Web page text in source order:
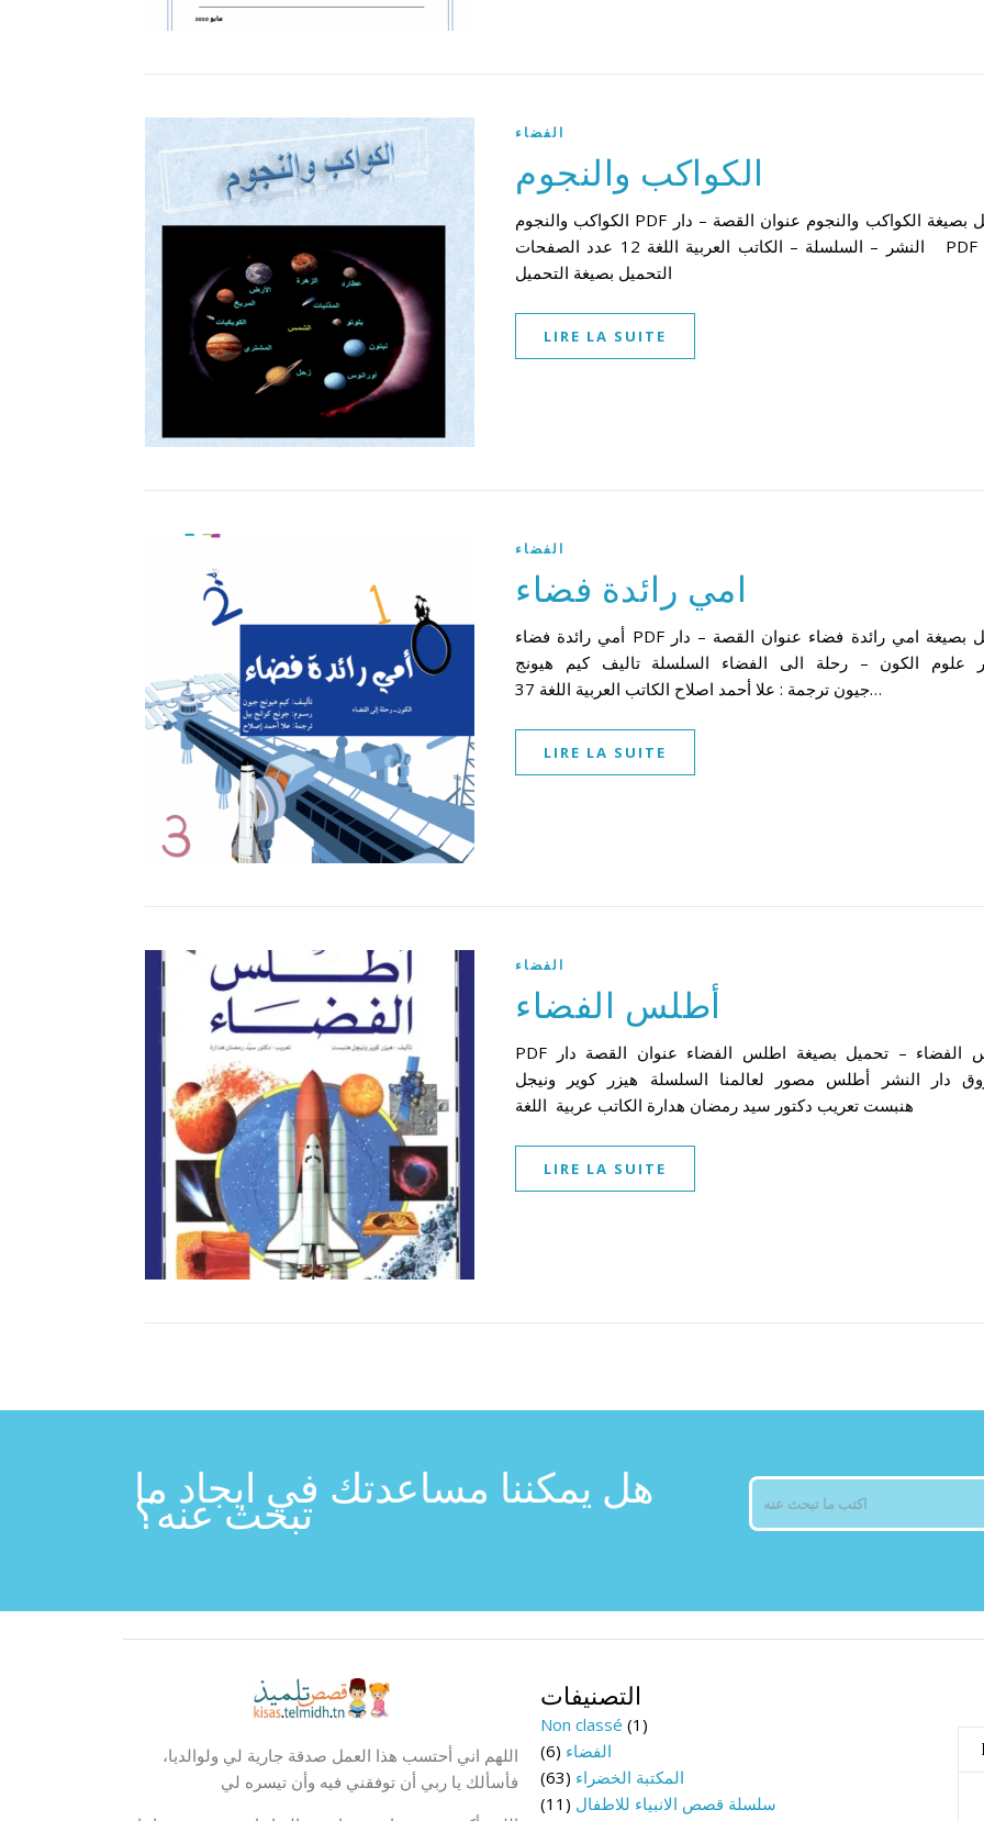
الفضاء
الكواكب والنجوم
الكواكب والنجوم PDF تحميل بصيغة الكواكب والنجوم عنوان القصة – دار
النشر – السلسلة – الكاتب العربية اللغة 12 عدد الصفحات PDF رابط
LIRE LA SUITE
الفضاء
امي رائدة فضاء
أمي رائدة فضاء PDF تحميل بصيغة امي رائدة فضاء عنوان القصة – دار
علوم الكون – رحلة الى الفضاء السلسلة تاليف كيم هيونج
جيون ترجمة : علا أحمد اصلاح الكاتب العربية اللغة 37…
LIRE LA SUITE
الفضاء
أطلس الفضاء
PDF أطلس الفضاء – تحميل بصيغة اطلس الفضاء عنوان القصة دار
دار النشر أطلس مصور لعالمنا السلسلة هيزر كوير ونيجل
هنبست تعريب دكتور سيد رمضان هدارة الكاتب عربية اللغة
LIRE LA SUITE
هل يمكننا مساعدتك في ايجاد ما
تبحث عنه؟
اللهم اني أحتسب هذا العمل صدقة جارية لي ولوالديا،
فأسألك يا ربي أن توفقني فيه وأن تيسره لي
التصنيفات
Non classé (1)
الفضاء (6)
المكتبة الخضراء (63)
سلسلة قصص الانبياء للاطفال (11)